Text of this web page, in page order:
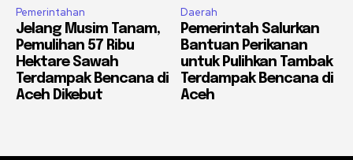
Pemerintahan
Jelang Musim Tanam,
Pemulihan 57 Ribu
Hektare Sawah
Terdampak Bencana di
Aceh Dikebut
Daerah
Pemerintah Salurkan
Bantuan Perikanan
untuk Pulihkan Tambak
Terdampak Bencana di
Aceh